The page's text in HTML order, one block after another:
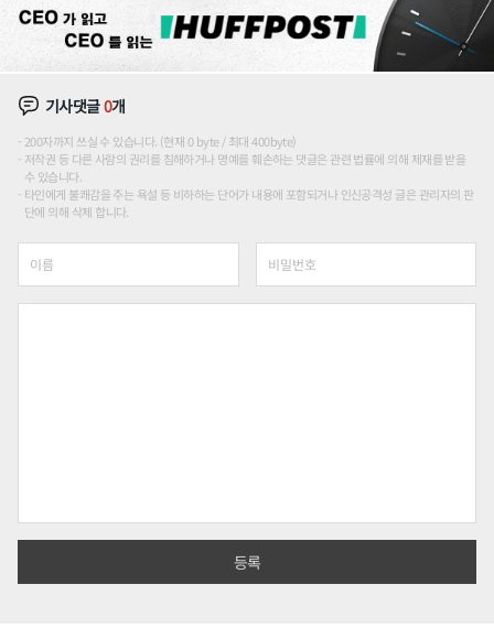
기사댓글0개
200자까지 쓰실 수 있습니다. (현재 0 byte / 최대 400byte)
저작권 등 다른 사람의 권리를 침해하거나 명예를 훼손하는 댓글은 관련 법률에 의해 제재를 받을
수 있습니다.
타인에게 불쾌감을 주는 욕설 등 비하하는 단어가 내용에 포함되거나 인신공격성 글은 관리자의 판
단에 의해 삭제 합니다.